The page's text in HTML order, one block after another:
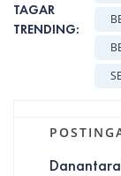
TAGAR
TRENDING: